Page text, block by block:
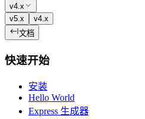
v4.x
v5.x
v4.x
文档
快速开始
安装
Hello World
Express 生成器